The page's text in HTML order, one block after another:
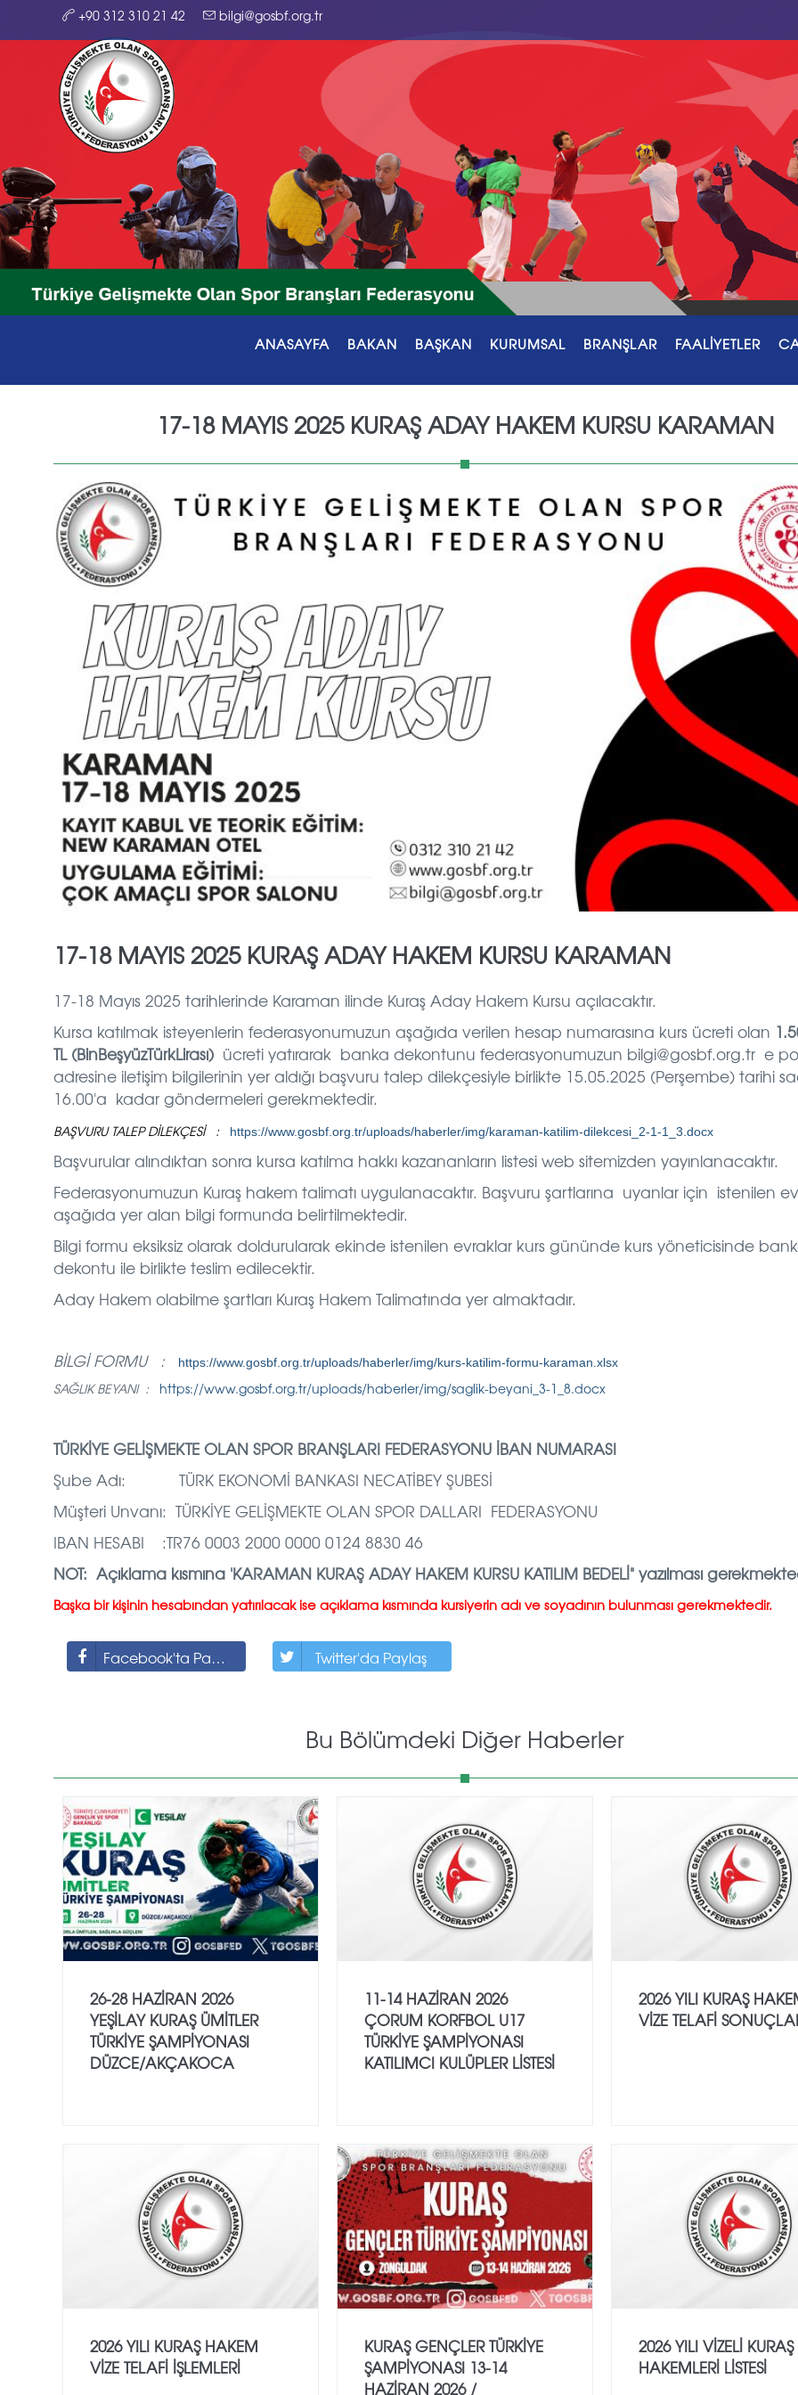
+90 312 310 21 42 bilgi@gosbf.org.tr
ANASAYFA BAKAN BAŞKAN KURUMSAL BRANŞLAR FAALİYETLER
17-18 MAYIS 2025 KURAŞ ADAY HAKEM KURSU KARAMAN
17-18 MAYIS 2025 KURAŞ ADAY HAKEM KURSU KARAMAN
17-18 Mayıs 2025 tarihlerinde Karaman ilinde Kuraş Aday Hakem Kursu açılacaktır.
Kursa katılmak isteyenlerin federasyonumuzun aşağıda verilen hesap numarasına kurs ücreti olan
TL (BinBeşyüzTürkLirası) ücreti yatırarak banka dekontunu federasyonumuzun bilgi@gosbf.org.tr e
adresine iletişim bilgilerinin yer aldığı başvuru talep dilekçesiyle birlikte 15.05.2025 (Perşembe) tarihi
16.00'a kadar göndermeleri gerekmektedir.
BAŞVURU TALEP DİLEKÇESİ : https://www.gosbf.org.tr/uploads/haberler/img/karaman-katilim-dilekcesi_2-1-1_3.docx
Başvurular alındıktan sonra kursa katılma hakkı kazananların listesi web sitemizden yayınlanacaktır.
Federasyonumuzun Kuraş hakem talimatı uygulanacaktır. Başvuru şartlarına uyanlar için istenilen
aşağıda yer alan bilgi formunda belirtilmektedir.
Bilgi formu eksiksiz olarak doldurularak ekinde istenilen evraklar kurs gününde kurs yöneticisinde
dekontu ile birlikte teslim edilecektir.
Aday Hakem olabilme şartları Kuraş Hakem Talimatında yer almaktadır.
BİLGİ FORMU : https://www.gosbf.org.tr/uploads/haberler/img/kurs-katilim-formu-karaman.xlsx
SAĞLIK BEYANI : https://www.gosbf.org.tr/uploads/haberler/img/saglik-beyani_3-1_8.docx
TÜRKİYE GELİŞMEKTE OLAN SPOR BRANŞLARI FEDERASYONU İBAN NUMARASI
Şube Adı: TÜRK EKONOMİ BANKASI NECATİBEY ŞUBESİ
Müşteri Unvanı: TÜRKİYE GELİŞMEKTE OLAN SPOR DALLARI FEDERASYONU
IBAN HESABI :TR76 0003 2000 0000 0124 8830 46
NOT: Açıklama kısmına 'KARAMAN KURAŞ ADAY HAKEM KURSU KATILIM BEDELİ" yazılması
Başka bir kişinin hesabından yatırılacak ise açıklama kısmında kursiyerin adı ve soyadının bulunması gerekmektedir.
Facebook'ta Paylaş Twitter'da Paylaş
Bu Bölümdeki Diğer Haberler
26-28 HAZİRAN 2026
YEŞİLAY KURAŞ ÜMİTLER
TÜRKİYE ŞAMPİYONASI
DÜZCE/AKÇAKOCA
11-14 HAZİRAN 2026
ÇORUM KORFBOL U17
TÜRKİYE ŞAMPİYONASI
KATILIMCI KULÜPLER LİSTESİ
2026 YILI KURAŞ
VİZE TELAFİ
2026 YILI KURAŞ HAKEM
VİZE TELAFİ İŞLEMLERİ
KURAŞ GENÇLER TÜRKİYE
ŞAMPİYONASI 13-14
HAZİRAN 2026 /
2026 YILI VİZELİ KURAŞ
HAKEMLERİ LİSTESİ